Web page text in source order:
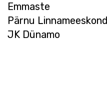
Emmaste
Pärnu
JK Dünamo